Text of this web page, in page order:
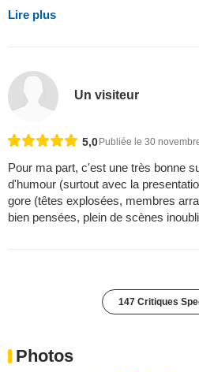
Lire plus
Un visiteur
5,0Publiée le 30
Pour ma part, c'est une très bonne
d'humour (surtout avec la
gore (têtes explosées, membres
bien pensées, plein de scènes
147 Critiques
Photos